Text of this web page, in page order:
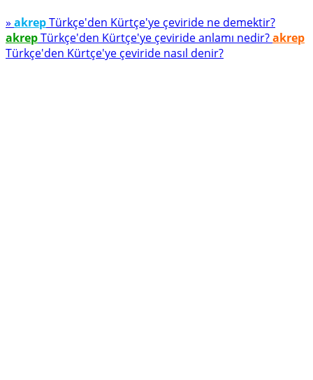
» akrepTürkçe'den Kürtçe'ye çeviride ne demektir?
akrepTürkçe'den Kürtçe'ye çeviride anlamı nedir?akrep
Türkçe'den Kürtçe'ye çeviride nasıl denir?